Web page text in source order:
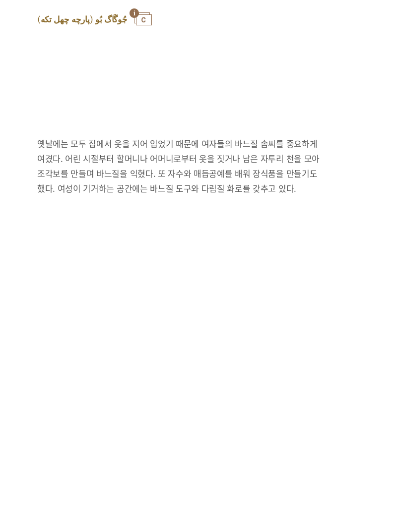
옛날에는 모두 집에서 옷을 지어 입었기 때문에 여자들의 바느질 솜씨를 중요하게
여겼다. 어린 시절부터 할머니나 어머니로부터 옷을 짓거나 남은 자투리 천을 모아
조각보를 만들며 바느질을 익혔다. 또 자수와 매듭공예를 배워 장식품을 만들기도
했다. 여성이 기거하는 공간에는 바느질 도구와 다림질 화로를 갖추고 있다.